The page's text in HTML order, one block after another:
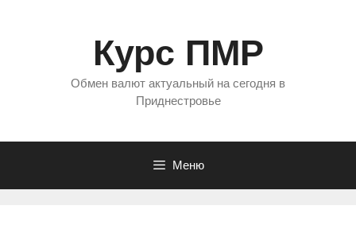
Курс ПМР
Обмен валют актуальный на сегодня в
Приднестровье
Меню